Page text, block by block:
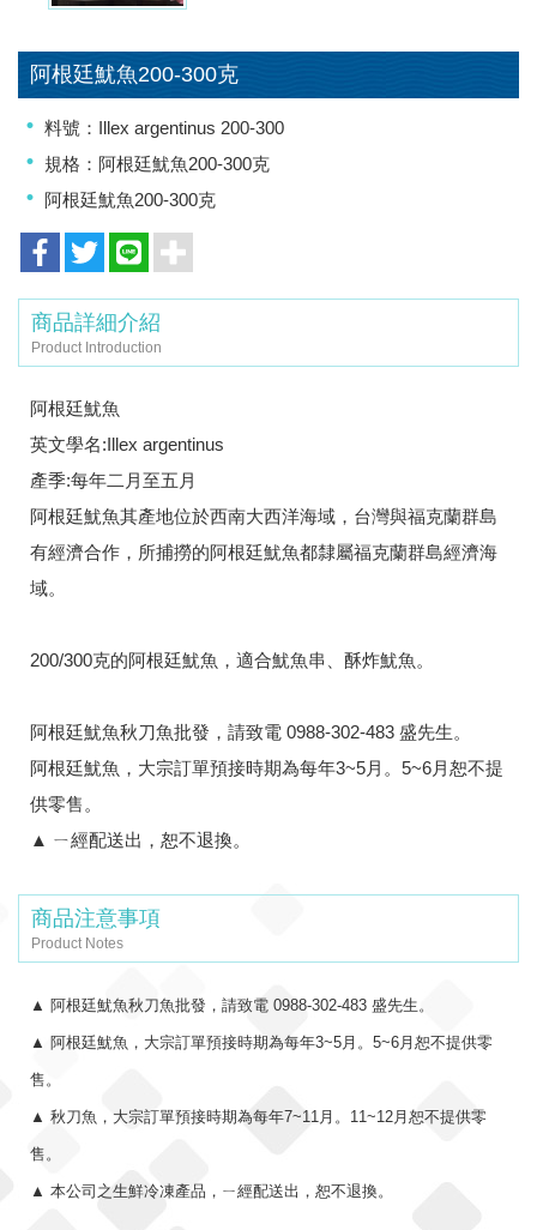
阿根廷魷魚200-300克
料號：Illex argentinus 200-300
規格：阿根廷魷魚200-300克
阿根廷魷魚200-300克
商品詳細介紹
Product Introduction
阿根廷魷魚
英文學名:Illex argentinus
產季:每年二月至五月
阿根廷魷魚其產地位於西南大西洋海域，台灣與福克蘭群島
有經濟合作，所捕撈的阿根廷魷魚都隸屬福克蘭群島經濟海
域。
200/300克的阿根廷魷魚，適合魷魚串、酥炸魷魚。
阿根廷魷魚秋刀魚批發，請致電 0988-302-483 盛先生。
阿根廷魷魚，大宗訂單預接時期為每年3~5月。5~6月恕不提
供零售。
▲ ㄧ經配送出，恕不退換。
商品注意事項
Product Notes
▲ 阿根廷魷魚秋刀魚批發，請致電 0988-302-483 盛先生。
▲ 阿根廷魷魚，大宗訂單預接時期為每年3~5月。5~6月恕不提供零
售。
▲ 秋刀魚， 大宗訂單預接時期為每年7~11月。11~12月恕不提供零
售。
▲ 本公司之生鮮冷凍產品，ㄧ經配送出，恕不退換。